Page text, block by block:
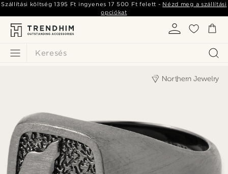
Keresés
Szállítási költség1395 Ft ingyenes 17 500 Ft felett - Nézd meg a szállítási
opciókat